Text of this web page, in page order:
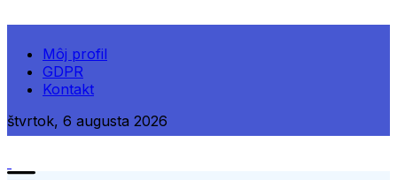
Môj profil
GDPR
Kontakt
štvrtok, 6 augusta 2026